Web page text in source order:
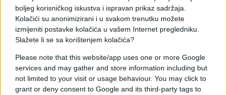
boljeg korisničkog iskustva i ispravan prikaz sadržaja.
Kolačići su anonimizirani i u svakom trenutku možete
izmijeniti postavke kolačića u vašem Internet pregledniku.
Slažete li se sa korištenjem kolačića?
Please note that this website/app uses one or more Google
services and may gather and store information including but
not limited to your visit or usage behaviour. You may click to
grant or deny consent to Google and its third-party tags to
Hawes, izvršni direktor SMMT-a, udruženja
proizvođača i trgovaca motornih vozila.
(Hina)